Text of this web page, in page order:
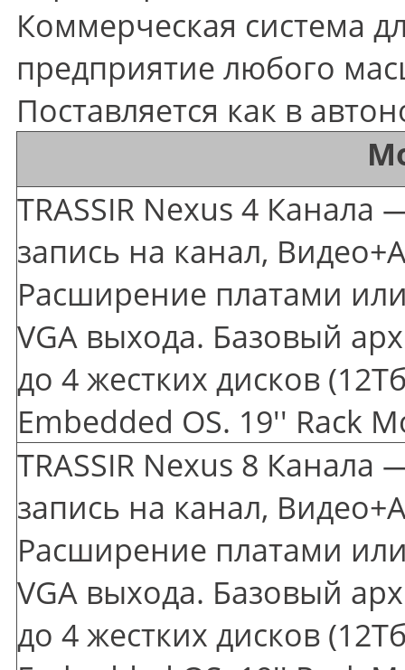
Коммерческая система
предприятие любого
Поставляется как в
TRASSIR Nexus 4
запись на канал,
Расширение платами
VGA выхода. Базовый
до 4 жестких дисков (12
Embedded OS. 19'' Rack
TRASSIR Nexus 8
запись на канал,
Расширение платами
VGA выхода. Базовый
до 4 жестких дисков (12